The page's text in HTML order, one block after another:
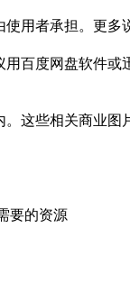
用者承担。更多
百度网盘软件或
这些相关商业图
要的资源